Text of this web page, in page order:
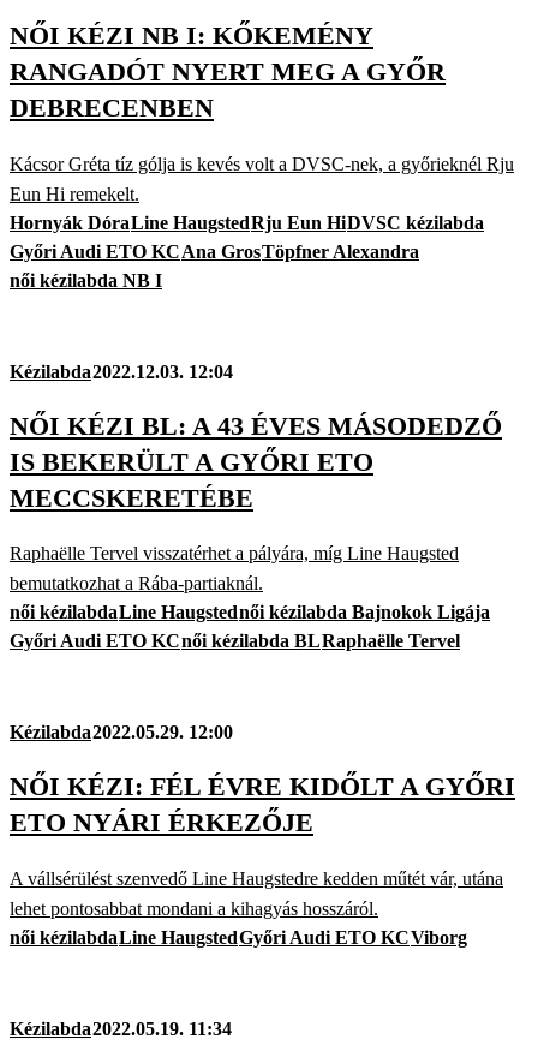
NŐI KÉZI NB I: KŐKEMÉNY
RANGADÓT NYERT MEG A GYŐR
DEBRECENBEN
Kácsor Gréta tíz gólja is kevés volt a DVSC-nek, a győrieknél Rju
Eun Hi remekelt.
Hornyák DóraLine HaugstedRju Eun HiDVSC kézilabda
Győri Audi ETO KCAna GrosTöpfner Alexandra
női kézilabda NB I
Kézilabda2022.12.03. 12:04
NŐI KÉZI BL: A 43 ÉVES MÁSODEDZŐ
IS BEKERÜLT A GYŐRI ETO
MECCSKERETÉBE
Raphaëlle Tervel visszatérhet a pályára, míg Line Haugsted
bemutatkozhat a Rába-partiaknál.
női kézilabdaLine Haugstednői kézilabda Bajnokok Ligája
Győri Audi ETO KCnői kézilabda BLRaphaëlle Tervel
Kézilabda2022.05.29. 12:00
NŐI KÉZI: FÉL ÉVRE KIDŐLT A GYŐRI
ETO NYÁRI ÉRKEZŐJE
A vállsérülést szenvedő Line Haugstedre kedden műtét vár, utána
lehet pontosabbat mondani a kihagyás hosszáról.
női kézilabdaLine HaugstedGyőri Audi ETO KCViborg
Kézilabda2022.05.19. 11:34